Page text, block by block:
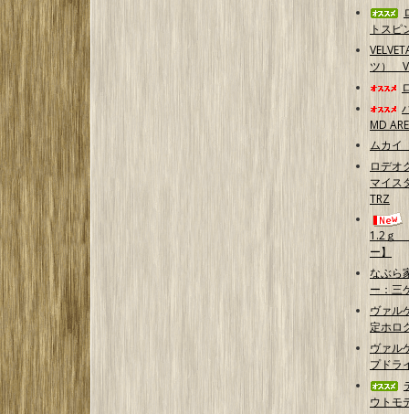
トスピ
ツ）
MD
ムカイ
ロデオ
マイス
TRZ
1.2ｇ
ー】
なぶ
ー：三
ヴァ
定ホロ
ヴァル
プドラ
ウトモ